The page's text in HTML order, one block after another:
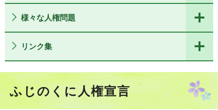
様々な人権問題
リンク集
ふじのくに人権宣言